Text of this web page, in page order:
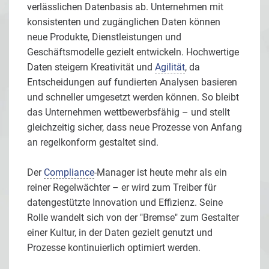
verlässlichen Datenbasis ab. Unternehmen mit
konsistenten und zugänglichen Daten können
neue Produkte, Dienstleistungen und
Geschäftsmodelle gezielt entwickeln. Hochwertige
Daten steigern Kreativität und Agilität, da
Entscheidungen auf fundierten Analysen basieren
und schneller umgesetzt werden können. So bleibt
das Unternehmen wettbewerbsfähig – und stellt
gleichzeitig sicher, dass neue Prozesse von Anfang
an regelkonform gestaltet sind.
Der Compliance-Manager ist heute mehr als ein
reiner Regelwächter – er wird zum Treiber für
datengestützte Innovation und Effizienz. Seine
Rolle wandelt sich von der "Bremse" zum Gestalter
einer Kultur, in der Daten gezielt genutzt und
Prozesse kontinuierlich optimiert werden.